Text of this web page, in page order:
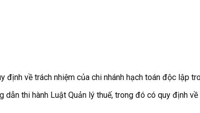
định về trách nhiệm của chi nhánh hạch toán độc lập
thi hành Luật Quản lý thuế, trong đó có quy định